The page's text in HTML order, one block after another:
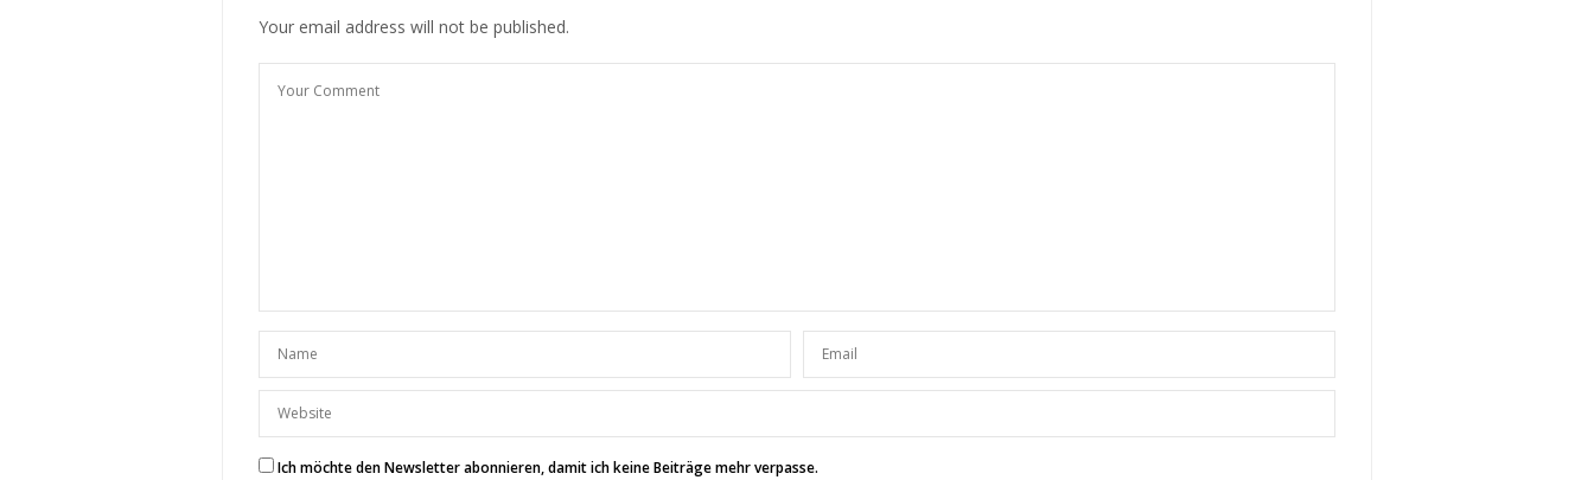
25. SEPTEMBER 2018 UM 17:00 UHR
SUNNYINGA SAGT:
29. JULI 2017 UM 18:40 UHR
Your email address will not be published.
Ich möchte den Newsletter abonnieren, damit ich keine Beiträge mehr verpasse.